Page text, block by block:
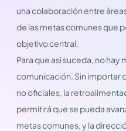
una colaboración entre
de las metas comunes que
objetivo central.
Para que así suceda, no
comunicación. Sin importar
no oficiales, la
permitirá que se pueda
metas comunes, y la